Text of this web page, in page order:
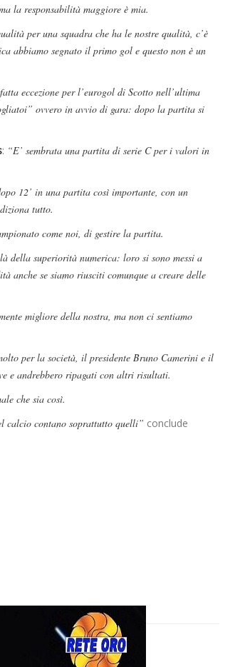
la responsabilità maggiore è mia.
per una squadra che ha le nostre qualità, c’è
abbiamo segnato il primo gol e questo non è un
eccezione per l’eurogol di Scotto nell’ultima
ovvero in avvio di gara: dopo la partita si
: “E’ sembrata una partita di serie C per i valori in
12’ in una partita così importante, con un
tutto.
come noi, di gestire la partita.
della superiorità numerica: loro si sono messi a
anche se siamo riusciti comunque a creare delle
migliore della nostra, ma non ci sentiamo
per la società, il presidente Bruno Camerini e il
e andrebbero ripagati con altri risultati.
che sia così.
calcio contano soprattutto quelli” conclude